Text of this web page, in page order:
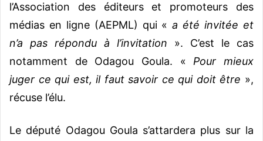
l’Association des éditeurs et promoteurs des
médias en ligne (AEPML) qui «a été invitée et
n’a pas répondu à l’invitation ». C’est le cas
notamment de Odagou Goula. « Pour mieux
juger ce qui est, il faut savoir ce qui doit être »,
récuse l’élu.
Le député Odagou Goula s’attardera plus sur la